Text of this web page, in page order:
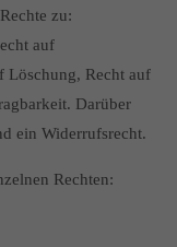
zu:
auf
Löschung, Recht auf
Darüber
ein Widerrufsrecht.
Rechten: